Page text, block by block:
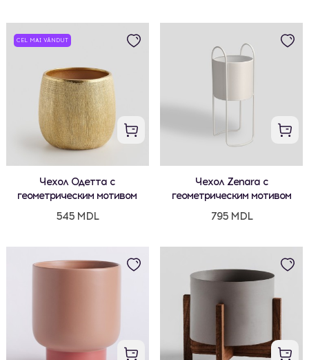
CEL MAI VÂNDUT
Чехол Одетта с
геометрическим мотивом
545 MDL
Чехол Zenara с
геометрическим мотивом
795 MDL